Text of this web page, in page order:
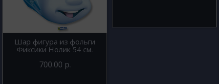
Шар фигура из фольги
Фиксики Нолик 54 см.
700.00 р.